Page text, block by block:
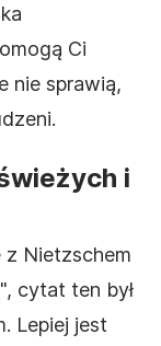
Ci
nie sprawią,
i
z Nietzschem
cytat ten był
Lepiej jest